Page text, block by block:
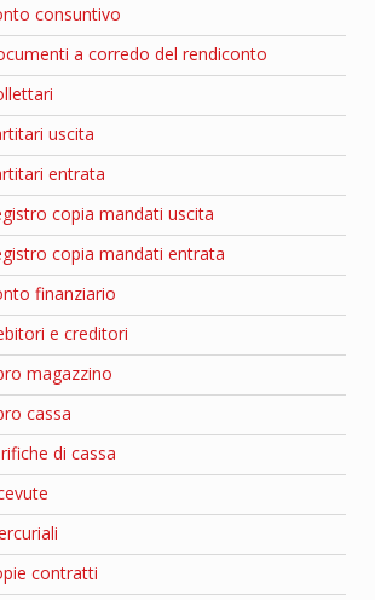
consuntivo
a corredo del rendiconto
uscita
entrata
copia mandati uscita
copia mandati entrata
finanziario
e creditori
magazzino
cassa
di cassa
contratti